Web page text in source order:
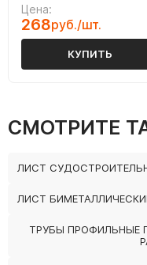
Цена:
268руб./шт.
КУПИТЬ
СМОТРИТЕ
ЛИСТ
ЛИСТ
ТРУБЫ ПРОФИЛЬНЫЕ